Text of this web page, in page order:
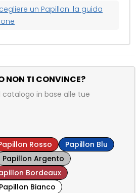
un Papillon: la guida
NON TI CONVINCE?
catalogo in base alle tue
Rosso
Papillon Blu
Papillon Argento
Bordeaux
Papillon Bianco